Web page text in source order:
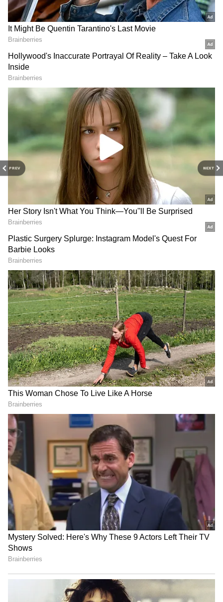
PREV NEXT
ఇక ప్రభాస్‌ హీరోగా రూపొందిన `సలార్‌`లో పృథ్వీరాజ్‌
సుకుమారన్‌ ముఖ్య పాత్ర పోషించారు. శృతి హాసన్‌
హీరోయిన్‌. హోంబలే ఫిల్మ్స్ నిర్మించింది. డిసెంబర్ 22న ఇది
విడుదలైంది. స్నేహం ప్రధానంగా సినిమా తెరకెక్కింది. ఫ్రెండ్స్
గా ఉండే వరధ, దేవాలు త్రువులుగా మారే కథతో ఈ
మూవీని రూపొందించారు. ఎందుకు శత్రువులు అయ్యారనేది
రెండో పార్ట్ లో చూపించబోతున్నారు. దాన్ని `సలార్‌ః
శౌర్యంగ పర్వం` పేరుతో తెరకెక్కించనున్నారు.
DOWNLOAD APP
RECOMMENDED STORIES
Varanasi Leak: సింహాంలా
కదిలిన మహేష్‌ బాబు.. పూనకాలు
తెప్పిస్తోన్న `వారణాసి` లీక్
వీడియో
Toxic Trailer: ముహూర్తం
ఫిక్స్.. యశ్ 'టాక్సిక్' ట్రైలర్..
రిలీజ్ డేట్ ఎప్పుడంటే?
Varun Tej: ఒకవైపు చెల్లి,
మరోవైపు తండ్రి.. కెరీర్ లో
తొలిసారి నాగబాబుతో
నటించబోతున్న వరుణ్ తేజ్
Lenin total Collections:
`లెనిన్‌` ఫైనల్‌ కలెక్షన్లు, నిజంగా
షాకింగ్‌.. అఖిల్‌ సినిమా హిట్టా?
ఫట్టా?
LATEST VIDEOS
ఇంత హుషారు ఏంటి భయ్యా ఎలా
Pittalu Movie Press Meet | Actor